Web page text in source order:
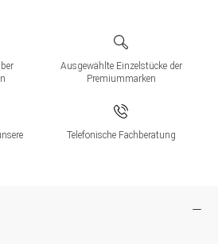
Ausgewählte Einzelstücke der
Premiummarken
Telefonische Fachberatung